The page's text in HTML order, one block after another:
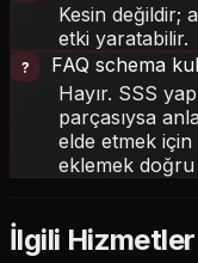
Kesin değildir;
etki yaratabilir.
FAQ schema
Hayır. SSS
parçasıysa
elde etmek için
eklemek doğru
İlgili Hizmetler